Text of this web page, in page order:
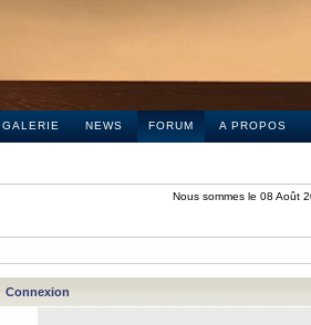
GALERIE NEWS FORUM A PROPOS
Nous sommes le 08 Août
Connexion